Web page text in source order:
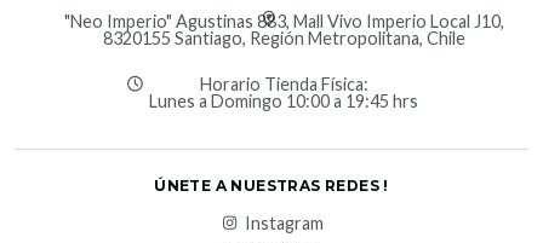
"Neo Imperio" Agustinas 883, Mall Vivo Imperio Local J10,
8320155 Santiago, Región Metropolitana, Chile
Horario Tienda Física:
Lunes a Domingo 10:00 a 19:45 hrs
ÚNETE A NUESTRAS REDES !
Instagram